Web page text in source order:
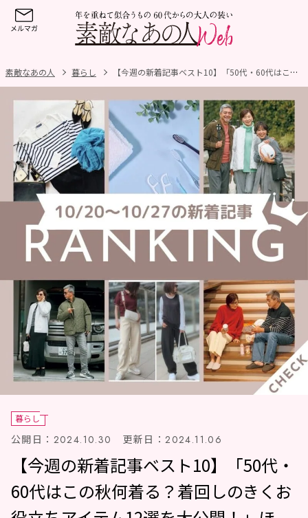
素敵なあの人 暮らし 【今週の新着記事ベスト10】「50代・60代はこの秋何着る？着回しのきくお役立ちアイテム12選を大公開！」ほか、10/21～10/27に公開された記事の人気ランキングをご紹介！
暮らし
公開日： 2024.10.30 更新日： 2024.11.06
【今週の新着記事ベスト10】「50代・
60代はこの秋何着る？着回しのきくお